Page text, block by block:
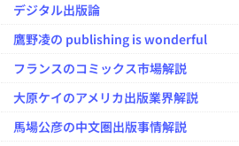
デジタル出版論
鷹野凌の publishing is wonderful
フランスのコミックス市場解説
大原ケイのアメリカ出版業界解説
馬場公彦の中文圏出版事情解説